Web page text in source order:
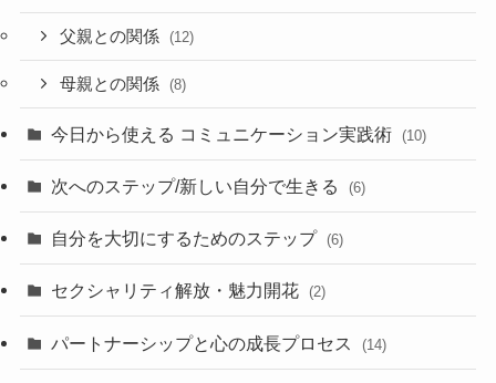
父親との関係 (12)
母親との関係 (8)
今日から使える コミュニケーション実践術 (10)
次へのステップ/新しい自分で生きる (6)
自分を大切にするためのステップ (6)
セクシャリティ解放・魅力開花 (2)
パートナーシップと心の成長プロセス (14)